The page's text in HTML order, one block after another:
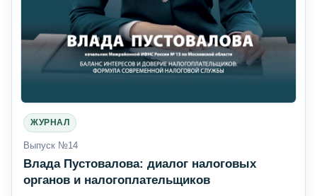
ЖУРНАЛ
Выпуск №14
Влада Пустовалова: диалог налоговых
органов и налогоплательщиков